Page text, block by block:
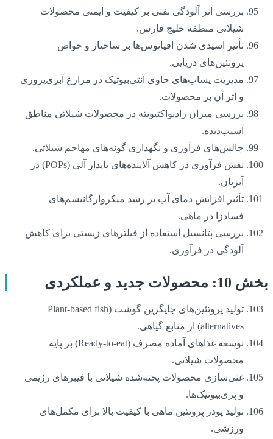
بررسی اثر آلودگی نفتی بر کیفیت و ایمنی محصولات
شیلاتی منطقه خلیج فارس.
تأثیر اسیدی شدن اقیانوس‌ها بر ساختار و خواص
پروتئین‌های دریایی.
مدیریت پساب‌های حاوی آنتی‌بیوتیک در مزارع آبزی‌پروری
و اثر آن بر محصولات.
بررسی میزان رادیواکتیویته در محصولات شیلاتی مناطق
آسیب‌دیده.
چالش‌های فرآوری و نگهداری گونه‌های مهاجم شیلاتی.
نقش فرآوری در کاهش آلاینده‌های پایدار آلی (POPs) در
آبزیان.
تأثیر افزایش دمای آب بر رشد میکروارگانیسم‌های
فسادزا در ماهی.
بررسی پتانسیل استفاده از فیلترهای زیستی برای کاهش
آلودگی در فرآوری.
بخش 10: محصولات جدید و عملکردی
تولید پروتئین‌های جایگزین گوشت (Plant-based fish
alternatives) از منابع گیاهی.
توسعه غذاهای آماده مصرف (Ready-to-eat) بر پایه
محصولات شیلاتی.
غنی‌سازی محصولات پخته‌شده شیلاتی با فیبرهای رژیمی
و پری‌بیوتیک‌ها.
تولید پودر پروتئین ماهی با کیفیت بالا برای مکمل‌های
ورزشی.